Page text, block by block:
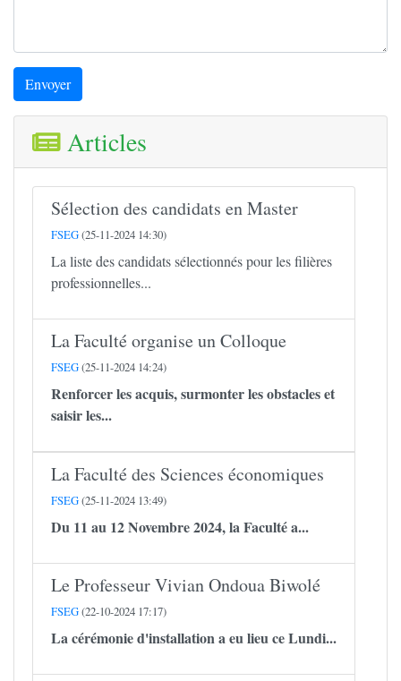
Envoyer
Articles
Sélection des candidats en Master
FSEG(25-11-2024 14:30)
La liste des candidats sélectionnés pour les filières
professionnelles...
La Faculté organise un Colloque
FSEG(25-11-2024 14:24)
Renforcer les acquis, surmonter les obstacles et
saisir les...
La Faculté des Sciences économiques
FSEG(25-11-2024 13:49)
Du 11 au 12 Novembre 2024, la Faculté a...
Le Professeur Vivian Ondoua Biwolé
FSEG(22-10-2024 17:17)
La cérémonie d'installation a eu lieu ce Lundi...